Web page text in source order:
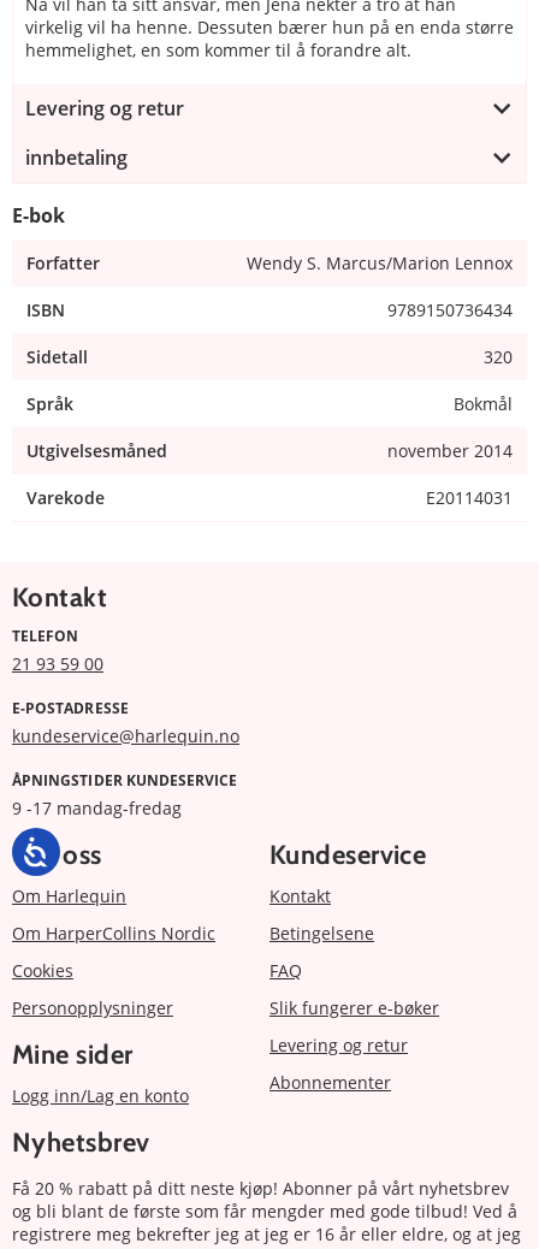
virkelig vil ha henne. Dessuten bærer hun på en enda større
hemmelighet, en som kommer til å forandre alt.
Levering og retur
innbetaling
E-bok
Forfatter Wendy S. Marcus/Marion Lennox
ISBN 9789150736434
Sidetall 320
Språk Bokmål
Utgivelsesmåned november 2014
Varekode E20114031
Kontakt
TELEFON
21 93 59 00
E-POSTADRESSE
kundeservice@harlequin.no
ÅPNINGSTIDER KUNDESERVICE
9 -17 mandag-fredag
Om oss
Om Harlequin
Om HarperCollins Nordic
Cookies
Personopplysninger
Mine sider
Logg inn/Lag en konto
Kundeservice
Kontakt
Betingelsene
FAQ
Slik fungerer e-bøker
Levering og retur
Abonnementer
Nyhetsbrev
Få 20 % rabatt på ditt neste kjøp! Abonner på vårt nyhetsbrev
og bli blant de første som får mengder med gode tilbud! Ved å
registrere meg bekrefter jeg at jeg er 16 år eller eldre, og at jeg